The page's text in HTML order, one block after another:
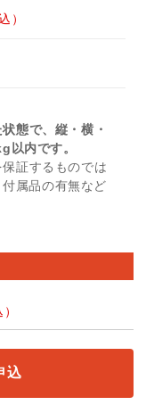
）
態で、縦・横・
以内です。
証するものでは
属品の有無など
込